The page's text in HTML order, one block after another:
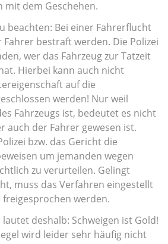
dem Geschehen.
beachten: Bei einer Fahrerflucht
bestraft werden. Die Polizei
wer das Fahrzeug zur Tatzeit
Hierbei kann auch nicht
auf die
werden! Nur weil
Fahrzeugs ist, bedeutet es nicht
auch der Fahrer gewesen ist.
bzw. das Gericht die
um jemanden wegen
zu verurteilen. Gelingt
muss das Verfahren eingestellt
freigesprochen werden.
deshalb: Schweigen ist Gold!
wird leider sehr häufig nicht